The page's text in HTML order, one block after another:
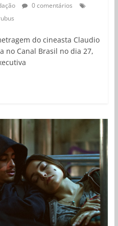
0 comentários
do cineasta Claudio
no Canal Brasil no dia 27,